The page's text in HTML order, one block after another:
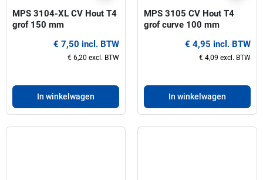
MPS 3104-XL CV Hout T4
grof 150 mm
€ 7,50 incl. BTW
€ 6,20 excl. BTW
In winkelwagen
MPS 3105 CV Hout T4
grof curve 100 mm
€ 4,95 incl. BTW
€ 4,09 excl. BTW
In winkelwagen